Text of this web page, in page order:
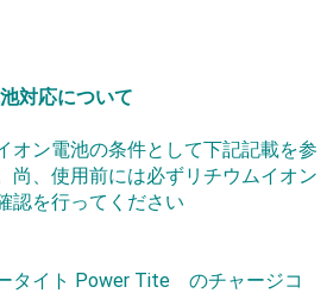
対応について
オン電池の条件として下記記載を参
尚、使用前には必ずリチウムイオン
認を行ってください
タイト Power Tite のチャージコ